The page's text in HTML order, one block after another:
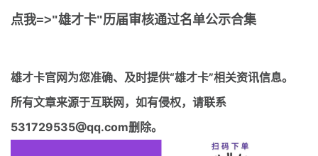
点我=>"雄才卡"历届审核通过名单公示合集
雄才卡官网为您准确、及时提供“雄才卡”相关资讯信息。
所有文章来源于互联网，如有侵权，请联系
531729535@qq.com删除。